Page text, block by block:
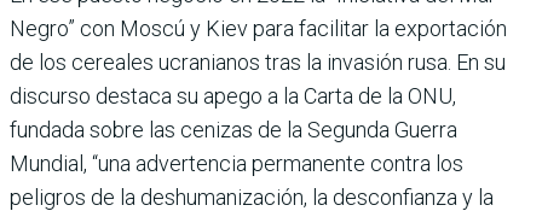
Negro” con Moscú y Kiev para facilitar la exportación
de los cereales ucranianos tras la invasión rusa. En su
discurso destaca su apego a la Carta de la ONU,
fundada sobre las cenizas de la Segunda Guerra
Mundial, “una advertencia permanente contra los
peligros de la deshumanización, la desconfianza y la